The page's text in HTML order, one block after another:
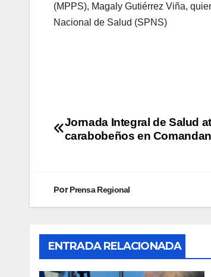
(MPPS), Magaly Gutiérrez Viña,
Nacional de Salud (SPNS)
Jornada Integral de Salud
carabobeños en
PorPrensa Regional
ENTRADA RELACIONADA